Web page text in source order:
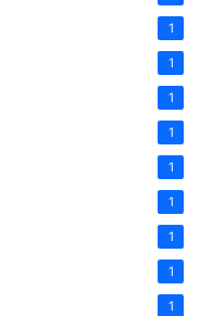
1
1
1
1
1
1
1
1
1